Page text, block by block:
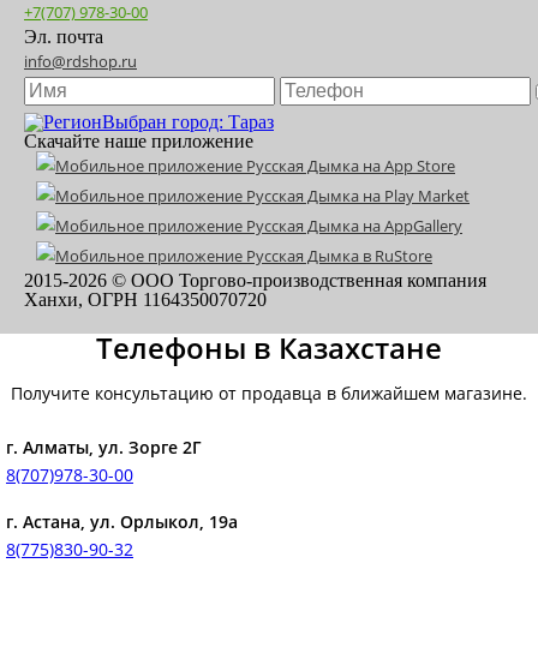
+7(707) 978-30-00
Эл. почта
info@rdshop.ru
Выбран город: Тараз
Скачайте наше приложение
2015-2026 © ООО Торгово-производственная компания
Ханхи, ОГРН 1164350070720
Телефоны в Казахстане
Получите консультацию от продавца в ближайшем магазине.
г. Алматы, ул. Зорге 2Г
8(707)978-30-00
г. Астана, ул. Орлыкол, 19а
8(775)830-90-32